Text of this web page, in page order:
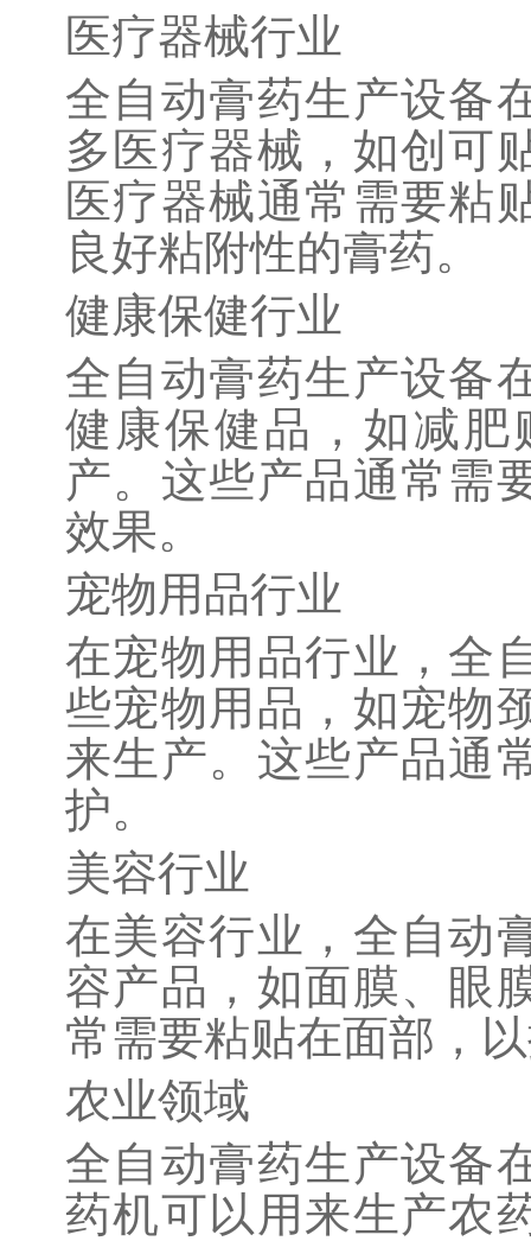
医疗器械行业
全自动膏药生产设备
多医疗器械，如创可
医疗器械通常需要粘
良好粘附性的膏药。
健康保健行业
全自动膏药生产设备
健康保健品，如减
产。这些产品通常需
效果。
宠物用品行业
在宠物用品行业，全
些宠物用品，如宠物
来生产。这些产品通
护。
美容行业
在美容行业，全自动
容产品，如面膜、眼
常需要粘贴在面部，
农业领域
全自动膏药生产设备
药机可以用来生产农